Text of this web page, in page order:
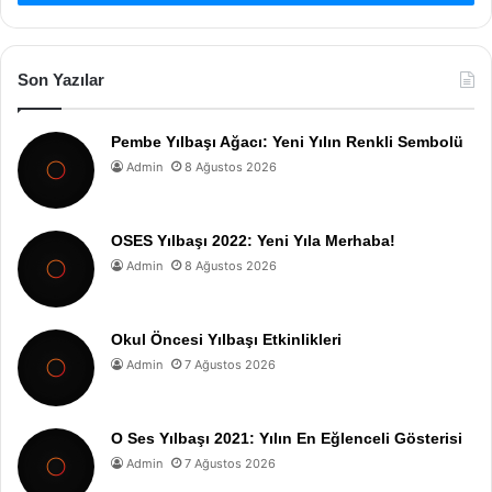
Son Yazılar
Pembe Yılbaşı Ağacı: Yeni Yılın Renkli Sembolü
Admin 8 Ağustos 2026
OSES Yılbaşı 2022: Yeni Yıla Merhaba!
Admin 8 Ağustos 2026
Okul Öncesi Yılbaşı Etkinlikleri
Admin 7 Ağustos 2026
O Ses Yılbaşı 2021: Yılın En Eğlenceli Gösterisi
Admin 7 Ağustos 2026